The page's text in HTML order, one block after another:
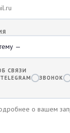
СВЯЗИ
TELEGRAM ЗВОНОК